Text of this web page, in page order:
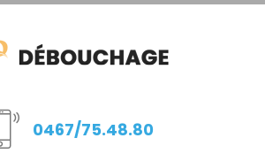
0467/75.48.80